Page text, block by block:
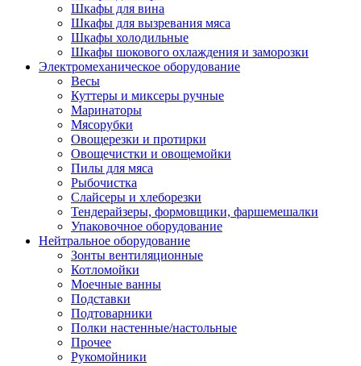
Шкафы для вина
Шкафы для вызревания мяса
Шкафы холодильные
Шкафы шокового охлаждения и заморозки
Электромеханическое оборудование
Весы
Куттеры и миксеры ручные
Маринаторы
Мясорубки
Овощерезки и протирки
Овощечистки и овощемойки
Пилы для мяса
Рыбочистка
Слайсеры и хлеборезки
Тендерайзеры, формовщики, фаршемешалки
Упаковочное оборудование
Нейтральное оборудование
Зонты вентиляционные
Котломойки
Моечные ванны
Подставки
Подтоварники
Полки настенные/настольные
Прочее
Рукомойники